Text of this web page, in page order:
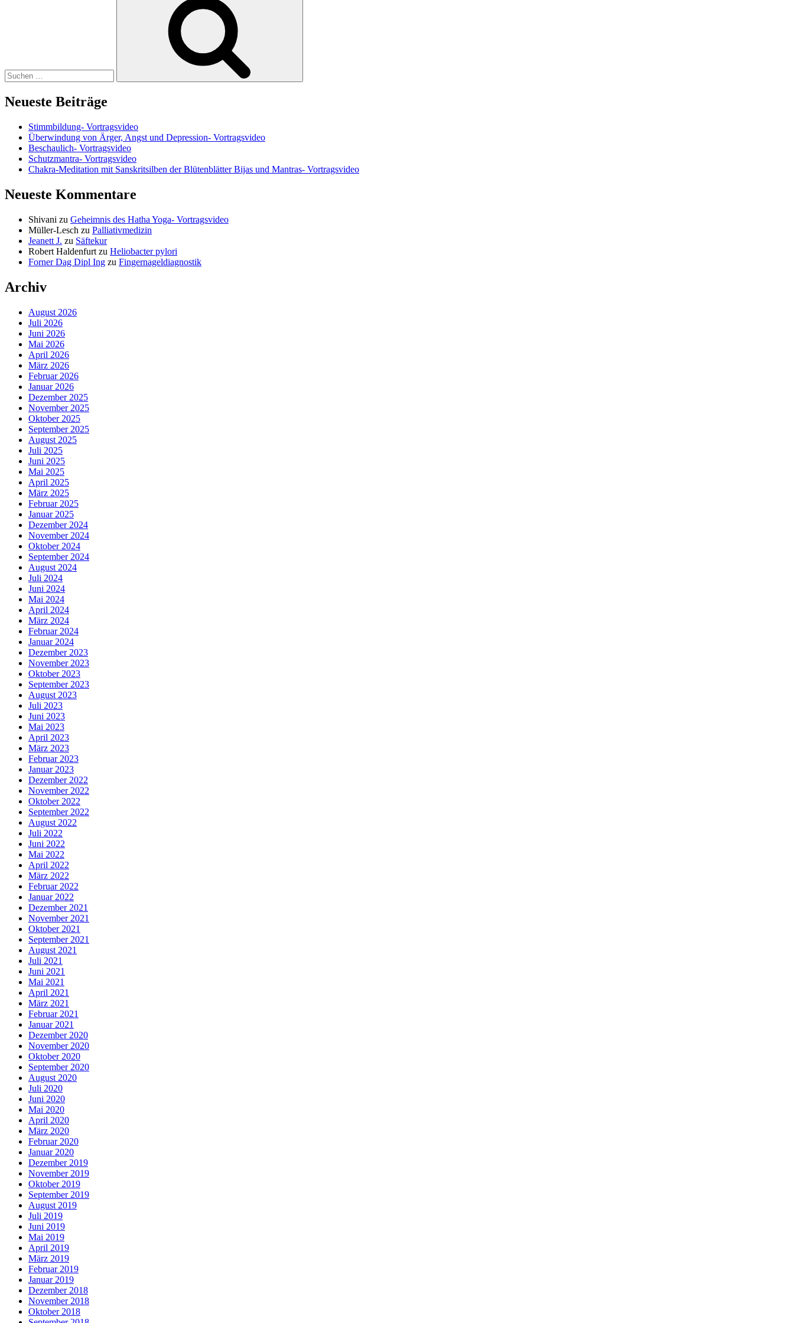
Neueste Beiträge
Stimmbildung- Vortragsvideo
Überwindung von Ärger, Angst und Depression- Vortragsvideo
Beschaulich- Vortragsvideo
Schutzmantra- Vortragsvideo
Chakra-Meditation mit Sanskritsilben der Blütenblätter Bijas und Mantras- Vortragsvideo
Neueste Kommentare
Shivani zu Geheimnis des Hatha Yoga- Vortragsvideo
Müller-Lesch zu Palliativmedizin
Jeanett J. zu Säftekur
Robert Haldenfurt zu Heliobacter pylori
Forner Dag Dipl Ing zu Fingernageldiagnostik
Archiv
August 2026
Juli 2026
Juni 2026
Mai 2026
April 2026
März 2026
Februar 2026
Januar 2026
Dezember 2025
November 2025
Oktober 2025
September 2025
August 2025
Juli 2025
Juni 2025
Mai 2025
April 2025
März 2025
Februar 2025
Januar 2025
Dezember 2024
November 2024
Oktober 2024
September 2024
August 2024
Juli 2024
Juni 2024
Mai 2024
April 2024
März 2024
Februar 2024
Januar 2024
Dezember 2023
November 2023
Oktober 2023
September 2023
August 2023
Juli 2023
Juni 2023
Mai 2023
April 2023
März 2023
Februar 2023
Januar 2023
Dezember 2022
November 2022
Oktober 2022
September 2022
August 2022
Juli 2022
Juni 2022
Mai 2022
April 2022
März 2022
Februar 2022
Januar 2022
Dezember 2021
November 2021
Oktober 2021
September 2021
August 2021
Juli 2021
Juni 2021
Mai 2021
April 2021
März 2021
Februar 2021
Januar 2021
Dezember 2020
November 2020
Oktober 2020
September 2020
August 2020
Juli 2020
Juni 2020
Mai 2020
April 2020
März 2020
Februar 2020
Januar 2020
Dezember 2019
November 2019
Oktober 2019
September 2019
August 2019
Juli 2019
Juni 2019
Mai 2019
April 2019
März 2019
Februar 2019
Januar 2019
Dezember 2018
November 2018
Oktober 2018